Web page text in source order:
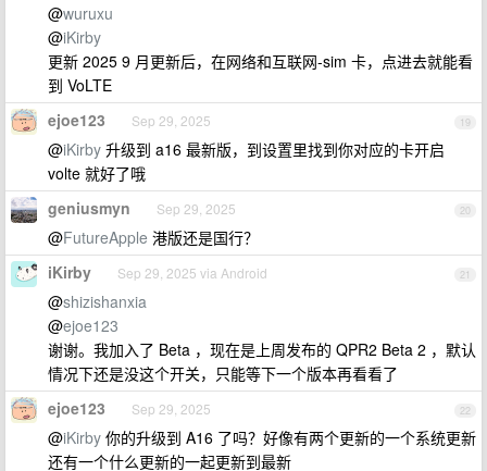
@wuruxu
@iKirby
更新 2025 9 月更新后，在网络和互联网-sim 卡，点进去就能看
到 VoLTE
19
ejoe123 Sep 29, 2025
@iKirby 升级到 a16 最新版，到设置里找到你对应的卡开启
volte 就好了哦
20
geniusmyn Sep 29, 2025
@FutureApple 港版还是国行？
21
iKirby Sep 29, 2025 via Android
@shizishanxia
@ejoe123
谢谢。我加入了 Beta ，现在是上周发布的 QPR2 Beta 2 ，默认
情况下还是没这个开关，只能等下一个版本再看看了
22
ejoe123 Sep 29, 2025
@iKirby 你的升级到 A16 了吗？好像有两个更新的一个系统更新
还有一个什么更新的一起更新到最新